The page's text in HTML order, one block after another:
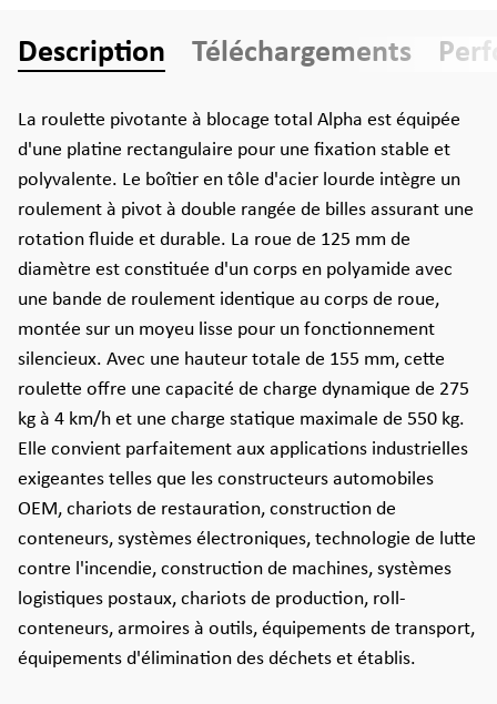
Description Téléchargements
La roulette pivotante à blocage total Alpha est équipée
d'une platine rectangulaire pour une fixation stable et
polyvalente. Le boîtier en tôle d'acier lourde intègre un
roulement à pivot à double rangée de billes assurant une
rotation fluide et durable. La roue de 125 mm de
diamètre est constituée d'un corps en polyamide avec
une bande de roulement identique au corps de roue,
montée sur un moyeu lisse pour un fonctionnement
silencieux. Avec une hauteur totale de 155 mm, cette
roulette offre une capacité de charge dynamique de 275
kg à 4 km/h et une charge statique maximale de 550 kg.
Elle convient parfaitement aux applications industrielles
exigeantes telles que les constructeurs automobiles
OEM, chariots de restauration, construction de
conteneurs, systèmes électroniques, technologie de lutte
contre l'incendie, construction de machines, systèmes
logistiques postaux, chariots de production, roll-
conteneurs, armoires à outils, équipements de transport,
équipements d'élimination des déchets et établis.